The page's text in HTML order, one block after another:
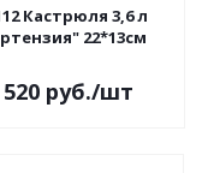
Кастрюля 3,6 л
22*13см
руб./шт